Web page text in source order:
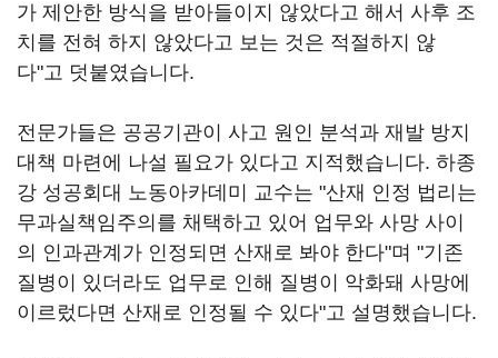
가 제안한 방식을 받아들이지 않았다고 해서 사후 조
치를 전혀 하지 않았다고 보는 것은 적절하지 않
다"고 덧붙였습니다.
전문가들은 공공기관이 사고 원인 분석과 재발 방지
대책 마련에 나설 필요가 있다고 지적했습니다. 하종
강 성공회대 노동아카데미 교수는 "산재 인정 법리는
무과실책임주의를 채택하고 있어 업무와 사망 사이
의 인과관계가 인정되면 산재로 봐야 한다"며 "기존
질병이 있더라도 업무로 인해 질병이 악화돼 사망에
이르렀다면 산재로 인정될 수 있다"고 설명했습니다.